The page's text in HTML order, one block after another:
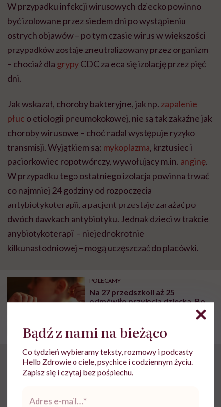
W przypadku infekcji wirusowych dziecko powinno
być izolowane przez siedem dni po wystąpieniu
ostrych objawów – po tym czasie wirus w większości
przypadków zostaje zneutralizowany przez organizm
– chociaż dla grypyCDC zaleca się izolację przez pięć
dni.
Jak wskazał, choroby bakteryjne, jak np. zapalenie
płuc o etiologii pneumokokowej, nie są tak zakaźne jak
choroby wirusowe – choć nadal występuje ryzyko
transmisji. Wyjątkiem są: mykoplazma, krztusiec i
paciorkowiec ropotwórczy, wywołujący m.in. anginę.
W przypadku tego ostatniego izolacja powinna trwać
co najmniej 24 godziny od rozpoczęcia
antybiotykoterapii, a pacjent przestaje zarażać po
dwóch dawkach antybiotyku. Jednak dzieci w trakcie
anybiotykoterapii – niejednokrotnie
kilkunastodniowej – mogą uczęszczać do placówki.
POLECAMY
Na 27 przedszkoli aż 25
odmówiło przyjęcia dziecka. Bo
Grześ ma alergie pokarmowe
Konflikt interesów
Bądź z nami na bieżąco
Co tydzień wybieramy teksty, rozmowy i podcasty
Hello Zdrowie o ciele, psychice i codziennym życiu.
Zapisz się i czytaj bez pośpiechu.